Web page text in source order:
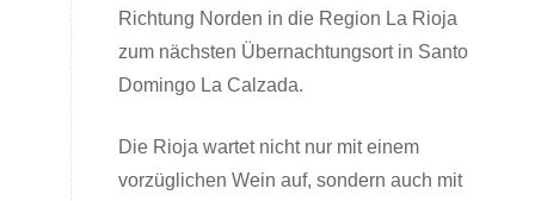
Richtung Norden in die Region La Rioja
zum nächsten Übernachtungsort in Santo
Domingo La Calzada.
Die Rioja wartet nicht nur mit einem
vorzüglichen Wein auf, sondern auch mit